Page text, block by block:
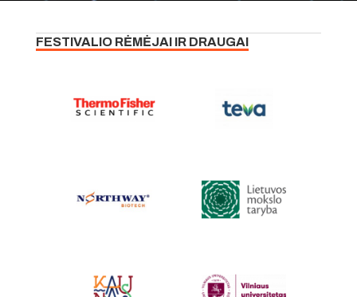
FESTIVALIO RĖMĖJAI IR DRAUGAI